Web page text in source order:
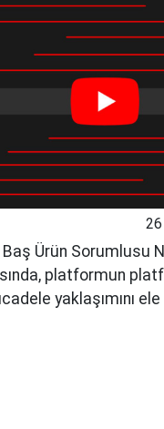
Ürün Sorumlusu
platformun
yaklaşımını